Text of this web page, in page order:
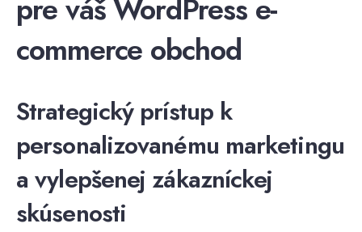
pre váš WordPress e-
commerce obchod
Strategický prístup k
personalizovanému marketingu
a vylepšenej zákazníckej
skúsenosti